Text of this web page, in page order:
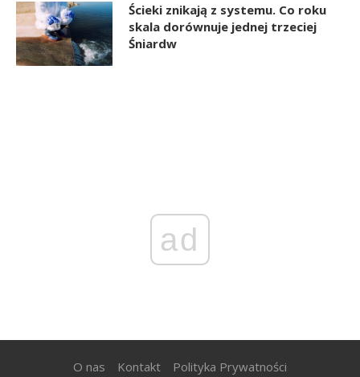
Ścieki znikają z systemu. Co roku
skala dorównuje jednej trzeciej
Śniardw
ad
O nas Kontakt Polityka Prywatności